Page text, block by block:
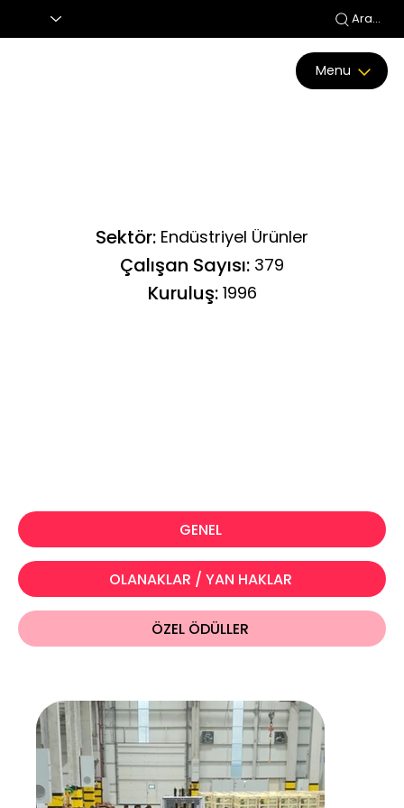
Menu
Ara...
Sektör: Endüstriyel Ürünler
Çalışan Sayısı: 379
Kuruluş: 1996
GENEL
OLANAKLAR / YAN HAKLAR
ÖZEL ÖDÜLLER